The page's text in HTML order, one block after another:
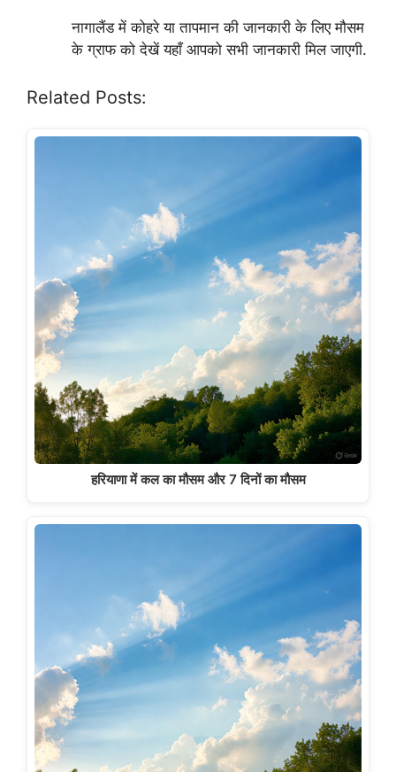
नागालैंड में कोहरे या तापमान की जानकारी के लिए मौसम
के ग्राफ को देखें यहाँ आपको सभी जानकारी मिल जाएगी.
Related Posts:
हरियाणा में कल का मौसम और 7 दिनों का मौसम